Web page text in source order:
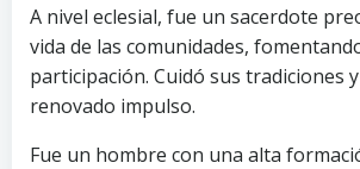
A nivel eclesial, fue un sacerdote
vida de las comunidades,
participación. Cuidó sus tradiciones
renovado impulso.
Fue un hombre con una alta